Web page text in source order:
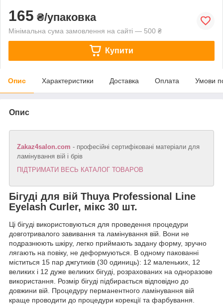
165 ₴/упаковка
Мінімальна сума замовлення на сайті — 500 ₴
Купити
Опис Характеристики Доставка Оплата Умови
Опис
Zakaz4salon.com - професійні сертифіковані матеріали для
ламінування вій і брів
ПІДТРИМАТИ ВЕСЬ КАТАЛОГ ТОВАРОВ
Бігуді для вій Thuya Professional Line
Eyelash Curler, мікс 30 шт.
Ці бігуді використовуються для проведення процедури
довготривалого завивання та ламінування вій. Вони не
подразнюють шкіру, легко приймають задану форму, зручно
лягають на повіку, не деформуються. В одному пакованні
міститься 15 пар джгутиків (30 одиниць): 12 маленьких, 12
великих і 12 дуже великих бігуді, розрахованих на одноразове
використання. Розмір бігуді підбирається відповідно до
довжини вій. Процедуру перманентного ламінування вій
краще проводити до процедури корекції та фарбування.